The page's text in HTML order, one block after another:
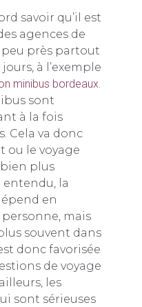
savoir qu’il est
agences de
près partout
à l’exemple
minibus bordeaux.
sont
à la fois
Cela va donc
ou le voyage
plus
entendu, la
en
mais
souvent dans
donc favorisée
de voyage
les
sont sérieuses